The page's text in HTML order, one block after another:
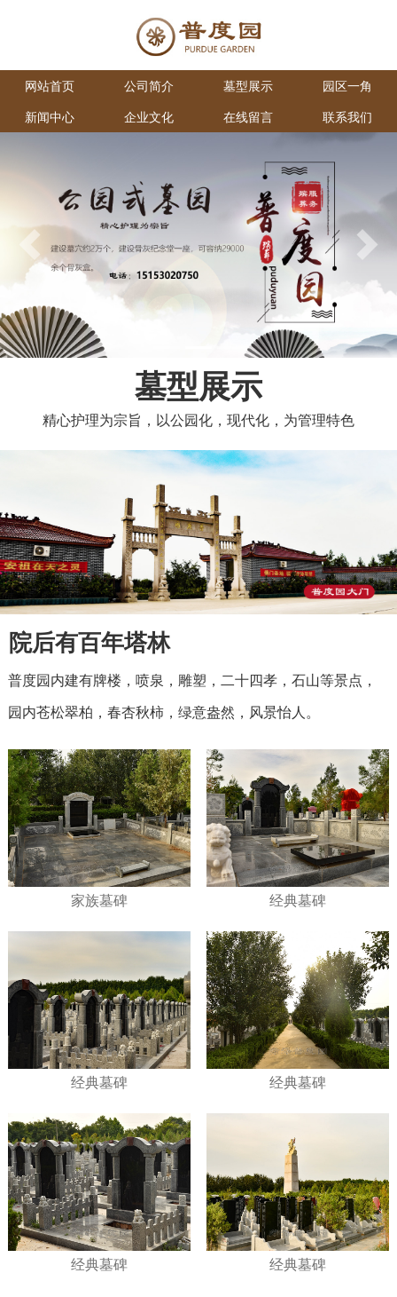
网站首页 公司简介 墓型展示 园区一角
新闻中心 企业文化 在线留言 联系我们
Previous Next
墓型展示
精心护理为宗旨，以公园化，现代化，为管理特色
院后有百年塔林
普度园内建有牌楼，喷泉，雕塑，二十四孝，石山等景点，
园内苍松翠柏，春杏秋柿，绿意盎然，风景怡人。
家族墓碑 经典墓碑
经典墓碑 经典墓碑
经典墓碑 经典墓碑